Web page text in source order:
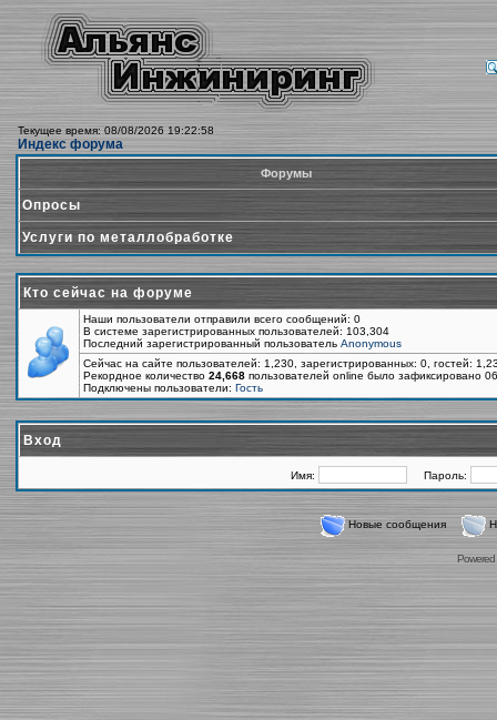
Текущее время: 08/08/2026 19:22:58
Индекс форума
Форумы
Опросы
Услуги по металлобработке
Кто сейчас на форуме
Наши пользователи отправили всего сообщений: 0
В системе зарегистрированных пользователей: 103,304
Последний зарегистрированный пользователь Anonymous
Сейчас на сайте пользователей: 1,230, зарегистрированных: 0, гостей:
Рекордное количество 24,668 пользователей online было зафиксировано
Подключены пользователи: Гость
Вход
Имя: Пароль:
Новые сообщения